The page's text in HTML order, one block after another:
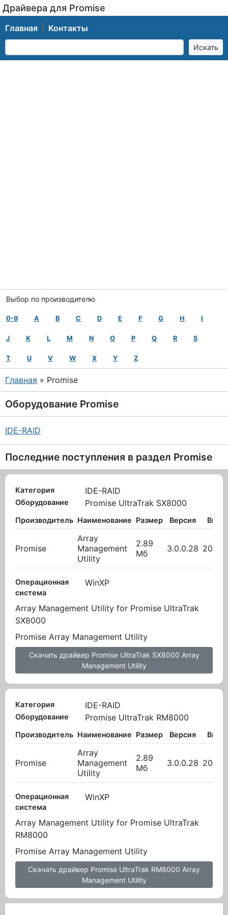
Драйвера для Promise
Главная Контакты
Выбор по производителю
0-9 A B C D E F G H I
J K L M N O P Q R S
T U V W X Y Z
Главная » Promise
Оборудование Promise
IDE-RAID
Последние поступления в раздел Promise
Категория IDE-RAID
Оборудование Promise UltraTrak SX8000
Производитель Наименование Размер Версия
Promise
Array
Management
Utility
2.89
Мб
3.0.0.28
Операционная
система
WinXP
Array Management Utility for Promise UltraTrak
SX8000
Promise Array Management Utility
Скачать драйвер Promise UltraTrak SX8000 Array
Management Utility
Категория IDE-RAID
Оборудование Promise UltraTrak RM8000
Производитель Наименование Размер Версия
Promise
Array
Management
Utility
2.89
Мб
3.0.0.28
Операционная
система
WinXP
Array Management Utility for Promise UltraTrak
RM8000
Promise Array Management Utility
Скачать драйвер Promise UltraTrak RM8000 Array
Management Utility